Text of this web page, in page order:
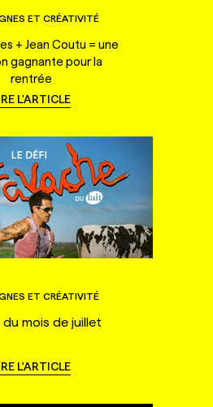
ET CRÉATIVITÉ
+ Jean Coutu = une
gagnante pour la
rentrée
L'ARTICLE
ET CRÉATIVITÉ
du mois de juillet
L'ARTICLE